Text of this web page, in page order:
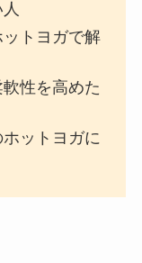
トヨガで解
性を高めた
ットヨガに